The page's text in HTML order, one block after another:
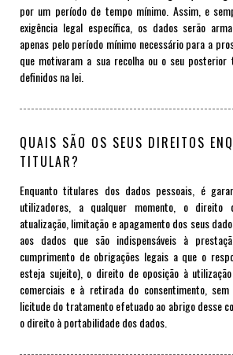
por um período de tempo mínimo. Assim, e
exigência legal específica, os dados serão
apenas pelo período mínimo necessário para a
que motivaram a sua recolha ou o seu
definidos na lei.
QUAIS SÃO OS SEUS DIREITOS
TITULAR?
Enquanto titulares dos dados pessoais, é
utilizadores, a qualquer momento, o direito
atualização, limitação e apagamento dos seus
aos dados que são indispensáveis à
cumprimento de obrigações legais a que o
esteja sujeito), o direito de oposição à
comerciais e à retirada do consentimento,
licitude do tratamento efetuado ao abrigo desse
o direito à portabilidade dos dados.